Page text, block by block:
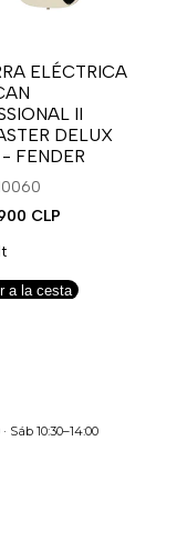
ELÉCTRICA
II
DELUX
FENDER
CLP
a la cesta
Sáb 10:30–14:00